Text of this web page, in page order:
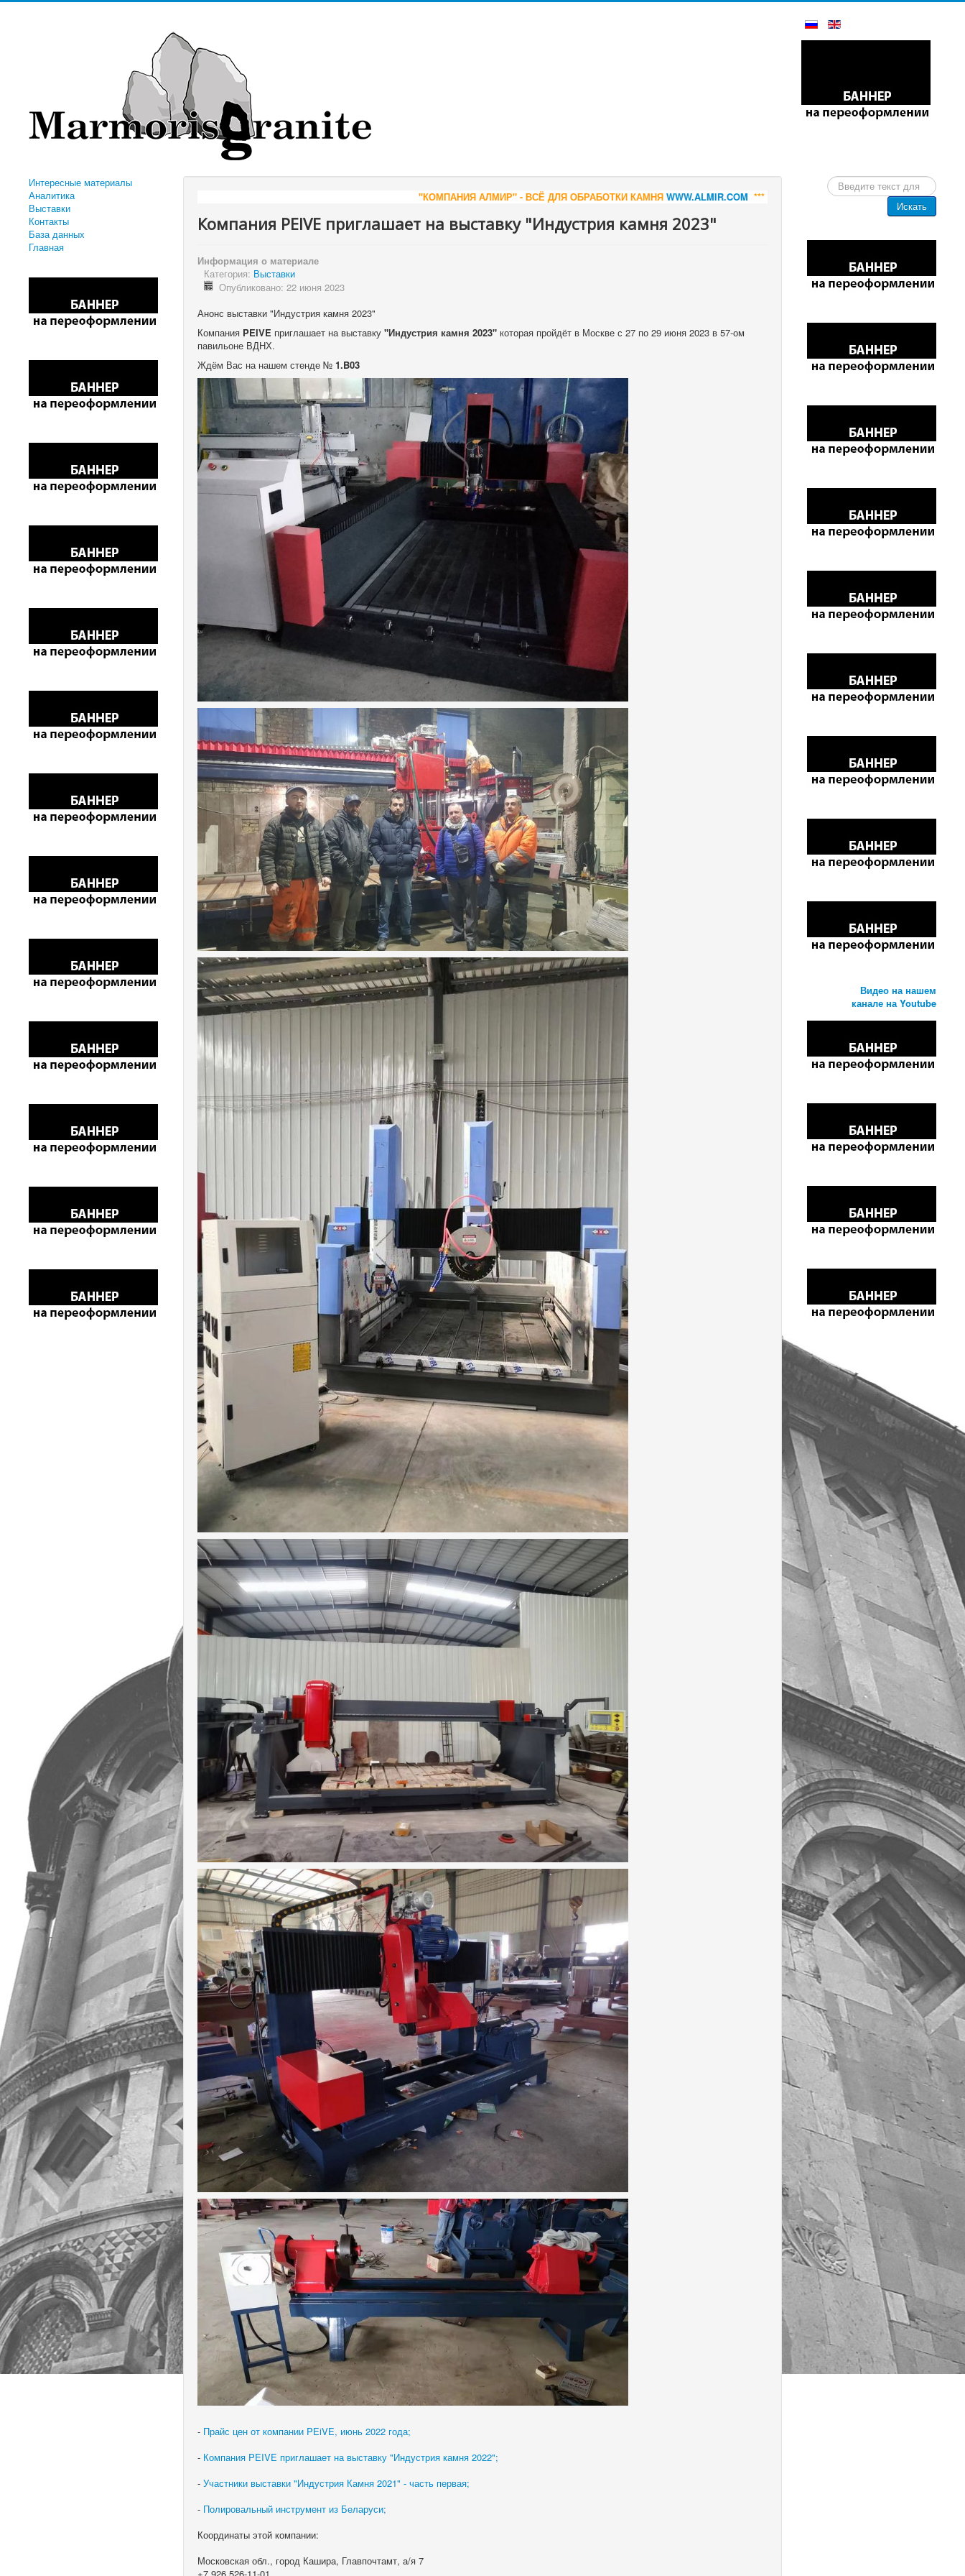
Интересные материалы
Аналитика
Выставки
Контакты
База данных
Главная
"КОМПАНИЯ АЛМИР" - ВСЁ ДЛЯ ОБРАБОТКИ КАМНЯWWW.ALMIR.COM*** КАРЕЛЬСКИЙ ГАББРО-ДИАБАЗ - СЛЭБЫ И РАСПИЛ,
Компания PEIVE приглашает на выставку "Индустрия камня 2023"
Информация о материале
Категория: Выставки
Опубликовано: 22 июня 2023
Анонс выставки "Индустрия камня 2023"
Компания PEIVE приглашает на выставку"Индустрия камня 2023" которая пройдёт в Москве с 27 по 29 июня 2023 в 57-ом
павильоне ВДНХ.
Ждём Вас на нашем стенде №1.B03
- Прайс цен от компании PEiVE, июнь 2022 года;
- Компания PEIVE приглашает на выставку "Индустрия камня 2022";
-Участники выставки "Индустрия Камня 2021" - часть первая;
- Полировальный инструмент из Беларуси;
Координаты этой компании:
Московская обл., город Кашира, Главпочтамт, а/я 7
Искать...
Искать
Видео на нашем
канале на Youtube